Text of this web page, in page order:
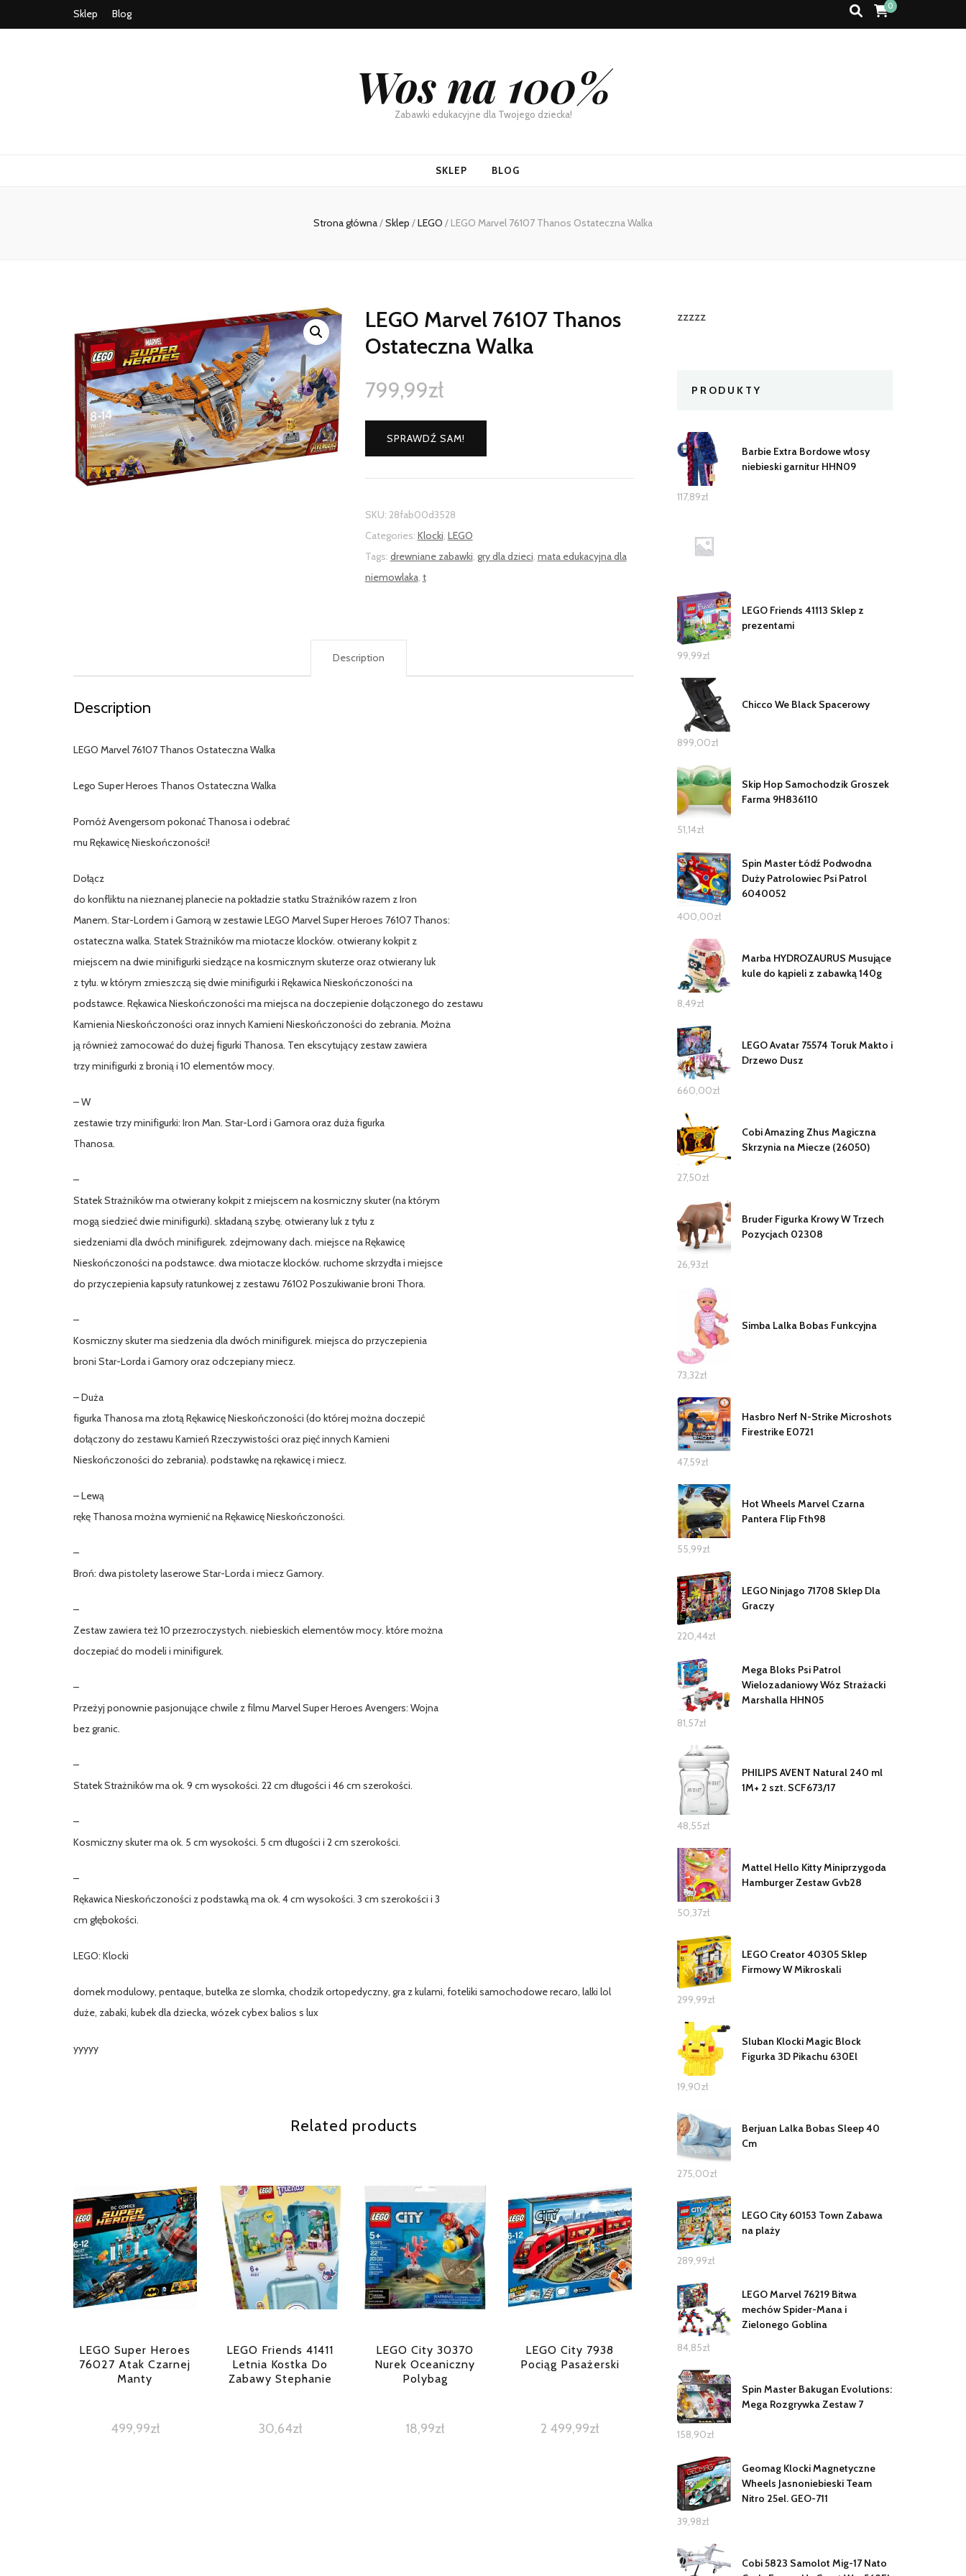
Sklep Blog
0
Wos na 100%
Zabawki edukacyjne dla Twojego dziecka!
SKLEP BLOG
Strona główna/Sklep /LEGO / LEGO Marvel 76107 Thanos Ostateczna Walka
LEGO Marvel 76107 Thanos
Ostateczna Walka
799,99zł
SPRAWDŹ SAM!
SKU: 28fab00d3528
Categories: Klocki, LEGO
Tags: drewniane zabawki, gry dla dzieci, mata edukacyjna dla
niemowlaka, t
Description
Description
LEGO Marvel 76107 Thanos Ostateczna Walka
Lego Super Heroes Thanos Ostateczna Walka
Pomóż Avengersom pokonać Thanosa i odebrać
mu Rękawicę Nieskończoności!
Dołącz
do konfliktu na nieznanej planecie na pokładzie statku Strażników razem z Iron
Manem. Star-Lordem i Gamorą w zestawie LEGO Marvel Super Heroes 76107 Thanos:
ostateczna walka. Statek Strażników ma miotacze klocków. otwierany kokpit z
miejscem na dwie minifigurki siedzące na kosmicznym skuterze oraz otwierany luk
z tyłu. w którym zmieszczą się dwie minifigurki i Rękawica Nieskończoności na
podstawce. Rękawica Nieskończoności ma miejsca na doczepienie dołączonego do zestawu
Kamienia Nieskończoności oraz innych Kamieni Nieskończoności do zebrania. Można
ją również zamocować do dużej figurki Thanosa. Ten ekscytujący zestaw zawiera
trzy minifigurki z bronią i 10 elementów mocy.
– W
zestawie trzy minifigurki: Iron Man. Star-Lord i Gamora oraz duża figurka
Thanosa.
–
Statek Strażników ma otwierany kokpit z miejscem na kosmiczny skuter (na którym
mogą siedzieć dwie minifigurki). składaną szybę. otwierany luk z tyłu z
siedzeniami dla dwóch minifigurek. zdejmowany dach. miejsce na Rękawicę
Nieskończoności na podstawce. dwa miotacze klocków. ruchome skrzydła i miejsce
do przyczepienia kapsuły ratunkowej z zestawu 76102 Poszukiwanie broni Thora.
–
Kosmiczny skuter ma siedzenia dla dwóch minifigurek. miejsca do przyczepienia
broni Star-Lorda i Gamory oraz odczepiany miecz.
– Duża
figurka Thanosa ma złotą Rękawicę Nieskończoności (do której można doczepić
dołączony do zestawu Kamień Rzeczywistości oraz pięć innych Kamieni
Nieskończoności do zebrania). podstawkę na rękawicę i miecz.
– Lewą
rękę Thanosa można wymienić na Rękawicę Nieskończoności.
–
Broń: dwa pistolety laserowe Star-Lorda i miecz Gamory.
–
Zestaw zawiera też 10 przezroczystych. niebieskich elementów mocy. które można
doczepiać do modeli i minifigurek.
–
Przeżyj ponownie pasjonujące chwile z filmu Marvel Super Heroes Avengers: Wojna
bez granic.
–
Statek Strażników ma ok. 9 cm wysokości. 22 cm długości i 46 cm szerokości.
–
Kosmiczny skuter ma ok. 5 cm wysokości. 5 cm długości i 2 cm szerokości.
–
Rękawica Nieskończoności z podstawką ma ok. 4 cm wysokości. 3 cm szerokości i 3
cm głębokości.
LEGO: Klocki
domek modulowy, pentaque, butelka ze slomka, chodzik ortopedyczny, gra z kulami, foteliki samochodowe recaro, lalki lol
duże, zabaki, kubek dla dziecka, wózek cybex balios s lux
yyyyy
Related products
LEGO Super Heroes
76027 Atak Czarnej
Manty
499,99zł
LEGO Friends 41411
Letnia Kostka Do
Zabawy Stephanie
30,64zł
LEGO City 30370
Nurek Oceaniczny
Polybag
18,99zł
LEGO City 7938
Pociąg Pasażerski
2 499,99zł
zzzzz
PRODUKTY
Barbie Extra Bordowe włosy
niebieski garnitur HHN09
117,89zł
LEGO Friends 41113 Sklep z
prezentami
99,99zł
Chicco We Black Spacerowy
899,00zł
Skip Hop Samochodzik Groszek
Farma 9H836110
51,14zł
Spin Master Łódź Podwodna
Duży Patrolowiec Psi Patrol
6040052
400,00zł
Marba HYDROZAURUS Musujące
kule do kąpieli z zabawką 140g
8,49zł
LEGO Avatar 75574 Toruk Makto i
Drzewo Dusz
660,00zł
Cobi Amazing Zhus Magiczna
Skrzynia na Miecze (26050)
27,50zł
Bruder Figurka Krowy W Trzech
Pozycjach 02308
26,93zł
Simba Lalka Bobas Funkcyjna
73,32zł
Hasbro Nerf N-Strike Microshots
Firestrike E0721
47,59zł
Hot Wheels Marvel Czarna
Pantera Flip Fth98
55,99zł
LEGO Ninjago 71708 Sklep Dla
Graczy
220,44zł
Mega Bloks Psi Patrol
Wielozadaniowy Wóz Strażacki
Marshalla HHN05
81,57zł
PHILIPS AVENT Natural 240 ml
1M+ 2 szt. SCF673/17
48,55zł
Mattel Hello Kitty Miniprzygoda
Hamburger Zestaw Gvb28
50,37zł
LEGO Creator 40305 Sklep
Firmowy W Mikroskali
299,99zł
Sluban Klocki Magic Block
Figurka 3D Pikachu 630El
19,90zł
Berjuan Lalka Bobas Sleep 40
Cm
275,00zł
LEGO City 60153 Town Zabawa
na plaży
289,99zł
LEGO Marvel 76219 Bitwa
mechów Spider-Mana i
Zielonego Goblina
84,85zł
Spin Master Bakugan Evolutions:
Mega Rozgrywka Zestaw 7
158,90zł
Geomag Klocki Magnetyczne
Wheels Jasnoniebieski Team
Nitro 25el. GEO-711
39,98zł
Cobi 5823 Samolot Mig-17 Nato